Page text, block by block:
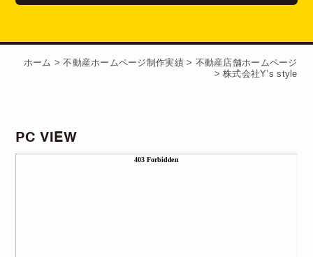
ホーム >不動産ホームページ制作実績> 不動産店舗ホームページ
>株式会社Y’s style
PC VIEW